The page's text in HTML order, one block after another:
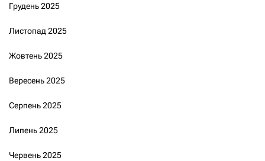
Грудень 2025
Листопад 2025
Жовтень 2025
Вересень 2025
Серпень 2025
Липень 2025
Червень 2025